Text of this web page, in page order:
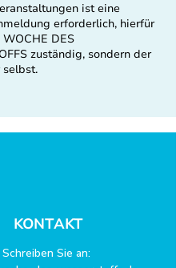
ist eine
erforderlich, hierfür
DES
zuständig, sondern der
selbst.
KONTAKT
Schreiben Sie an: